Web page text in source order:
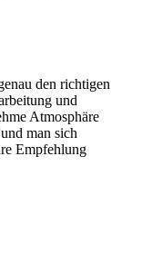
den richtigen
und
Atmosphäre
man sich
Empfehlung